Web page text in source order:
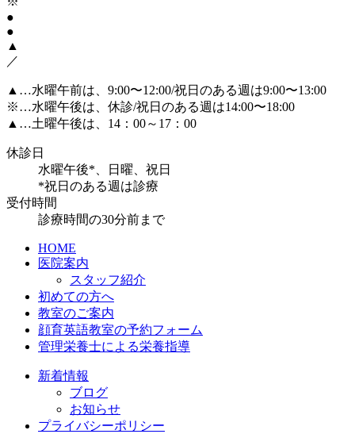
●
●
▲
／
▲…水曜午前は、9:00〜12:00/祝日のある週は9:00〜13:00
※…水曜午後は、休診/祝日のある週は14:00〜18:00
▲ …土曜午後は、14：00～17：00
休診日
水曜午後*、日曜、祝日
*祝日のある週は診療
受付時間
診療時間の30分前まで
HOME
医院案内
スタッフ紹介
初めての方へ
教室のご案内
顔育英語教室の予約フォーム
管理栄養士による栄養指導
新着情報
ブログ
お知らせ
プライバシーポリシー